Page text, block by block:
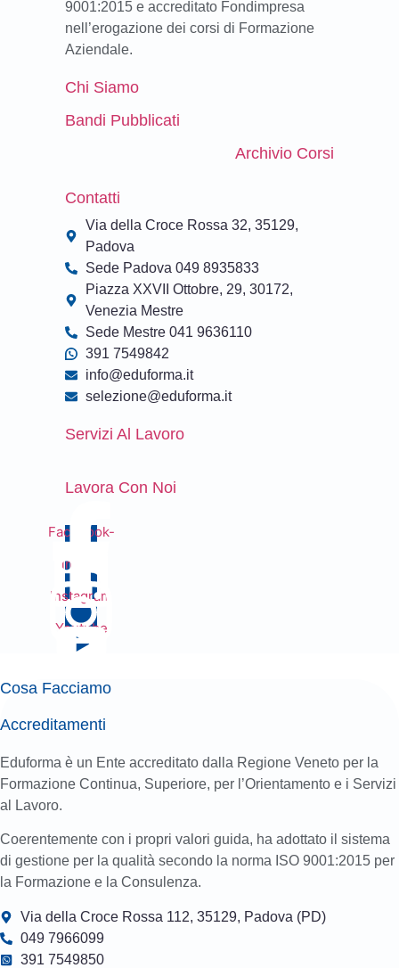
9001:2015 e accreditato Fondimpresa
nell’erogazione dei corsi di Formazione
Aziendale.
Chi Siamo
Bandi Pubblicati
Archivio Corsi
Contatti
Via della Croce Rossa 32, 35129,
Padova
Sede Padova 049 8935833
Piazza XXVII Ottobre, 29, 30172,
Venezia Mestre
Sede Mestre 041 9636110
391 7549842
info@eduforma.it
selezione@eduforma.it
Servizi Al Lavoro
Lavora Con Noi
Facebook-
Linkedin
Instagram
Youtube
Cosa Facciamo
Accreditamenti
Eduforma è un Ente accreditato dalla Regione Veneto per la
Formazione Continua, Superiore, per l’Orientamento e i Servizi
al Lavoro.
Coerentemente con i propri valori guida, ha adottato il sistema
di gestione per la qualità secondo la norma ISO 9001:2015 per
la Formazione e la Consulenza.
Via della Croce Rossa 112, 35129, Padova (PD)
049 7966099
391 7549850